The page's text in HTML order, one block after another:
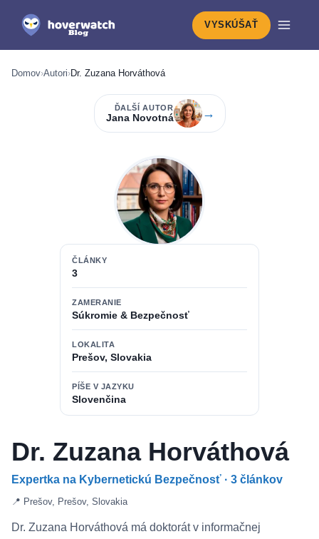
VYSKÚŠAŤ
Domov›Autori›Dr. Zuzana Horváthová
ĎALŠÍ AUTOR
Jana Novotná →
ČLÁNKY
3
ZAMERANIE
Súkromie & Bezpečnosť
LOKALITA
Prešov, Slovakia
PÍŠE V JAZYKU
Slovenčina
Dr. Zuzana Horváthová
Expertka na Kybernetickú Bezpečnosť · 3 článkov
📍 Prešov, Prešov, Slovakia
Dr. Zuzana Horváthová má doktorát v informačnej